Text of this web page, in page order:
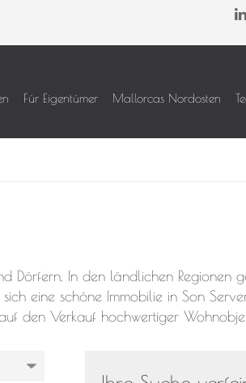
Für Eigentümer Mallorcas Nordosten
Dörfern. In den ländlichen Regionen
eine schöne Immobilie in Son
den Verkauf hochwertiger